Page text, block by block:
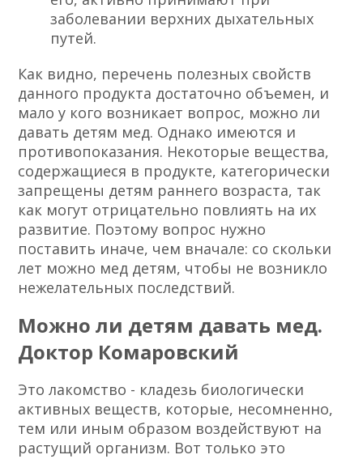
заболевании верхних дыхательных
путей.
Как видно, перечень полезных свойств
данного продукта достаточно объемен, и
мало у кого возникает вопрос, можно ли
давать детям мед. Однако имеются и
противопоказания. Некоторые вещества,
содержащиеся в продукте, категорически
запрещены детям раннего возраста, так
как могут отрицательно повлиять на их
развитие. Поэтому вопрос нужно
поставить иначе, чем вначале: со скольки
лет можно мед детям, чтобы не возникло
нежелательных последствий.
Можно ли детям давать мед.
Доктор Комаровский
Это лакомство - кладезь биологически
активных веществ, которые, несомненно,
тем или иным образом воздействуют на
растущий организм. Вот только это